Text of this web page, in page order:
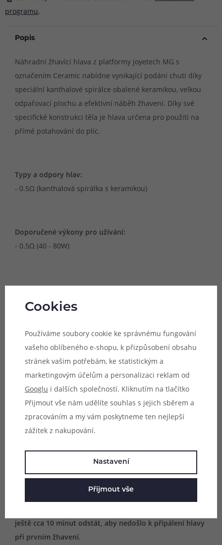
programu.
Popis
Náhradní žhavící hlava z platformy Joyetech MG s
označením Ceramic nabídne vynikající podání chuti díky
speciální kanthalové spirálce obalené keramikou, velkou
odpařovací plochu a efektivní náběh žhavení. Díky své
specifické konstrukci těla je hlava určena pro použití na
přímé potahování do plic.
Typy a odpory hlav:
- 0.5Ω (kanthalová spirálka s keramikou)
Doporučené výkony pro užívání:
- 0.5Ω (40 - 80W)
- Joyetech Ultimo
Vhodné pro:
- DL vaping
Obsah balení:
1x žhavící hlava Joyetech MG Ceramic (dle výběru)
Upozornění: Před prvním použitím důrazně
středu žhavící hlavy, aby se vata uvnitř dostatečně
nasákla. Po instalaci hlavy do atomizéru/cartridge a
ještě cca 10 minut odstát, aby nedošlo k připálení hlavy
při prvním žhavení.
Cookies
Používáme soubory cookie ke správnému fungování
vašeho oblíbeného e-shopu, k přizpůsobení obsahu
stránek vašim potřebám, ke statistickým a
marketingovým účelům a personalizaci reklam od
Googlu i dalších společností. Kliknutím na tlačítko
Přijmout vše nám udělíte souhlas s jejich sběrem a
zpracováním a my vám poskytneme ten nejlepší
zážitek z nakupování.
Nastavení
Přijmout vše